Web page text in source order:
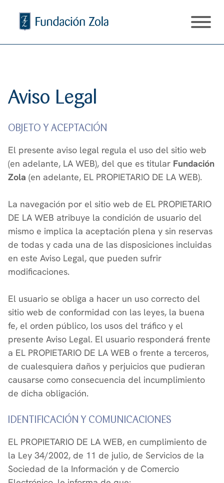
t Inicio
Proyectos
Noticias
Amigos Fundación Zola
Aviso Legal
OBJETO Y ACEPTACIÓN
El presente aviso legal regula el uso del sitio web
(en adelante, LA WEB), del que es titular Fundación
Zola (en adelante, EL PROPIETARIO DE LA WEB).
La navegación por el sitio web de EL PROPIETARIO
DE LA WEB atribuye la condición de usuario del
mismo e implica la aceptación plena y sin reservas
de todas y cada una de las disposiciones incluidas
en este Aviso Legal, que pueden sufrir
modificaciones.
El usuario se obliga a hacer un uso correcto del
sitio web de conformidad con las leyes, la buena
fe, el orden público, los usos del tráfico y el
presente Aviso Legal. El usuario responderá frente
a EL PROPIETARIO DE LA WEB o frente a terceros,
de cualesquiera daños y perjuicios que pudieran
causarse como consecuencia del incumplimiento
de dicha obligación.
IDENTIFICACIÓN Y COMUNICACIONES
EL PROPIETARIO DE LA WEB, en cumplimiento de
la Ley 34/2002, de 11 de julio, de Servicios de la
Sociedad de la Información y de Comercio